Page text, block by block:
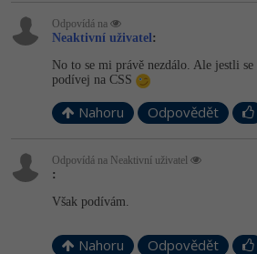
Odpovídá na
Neaktivní uživatel:
No to se mi právě nezdálo. Ale jestli
podívej na CSS
Nahoru Odpovědět
Odpovídá na Neaktivní uživatel
:
Však podívám.
Nahoru Odpovědět